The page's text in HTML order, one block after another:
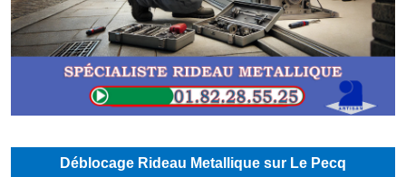
Déblocage Rideau Metallique sur Le Pecq